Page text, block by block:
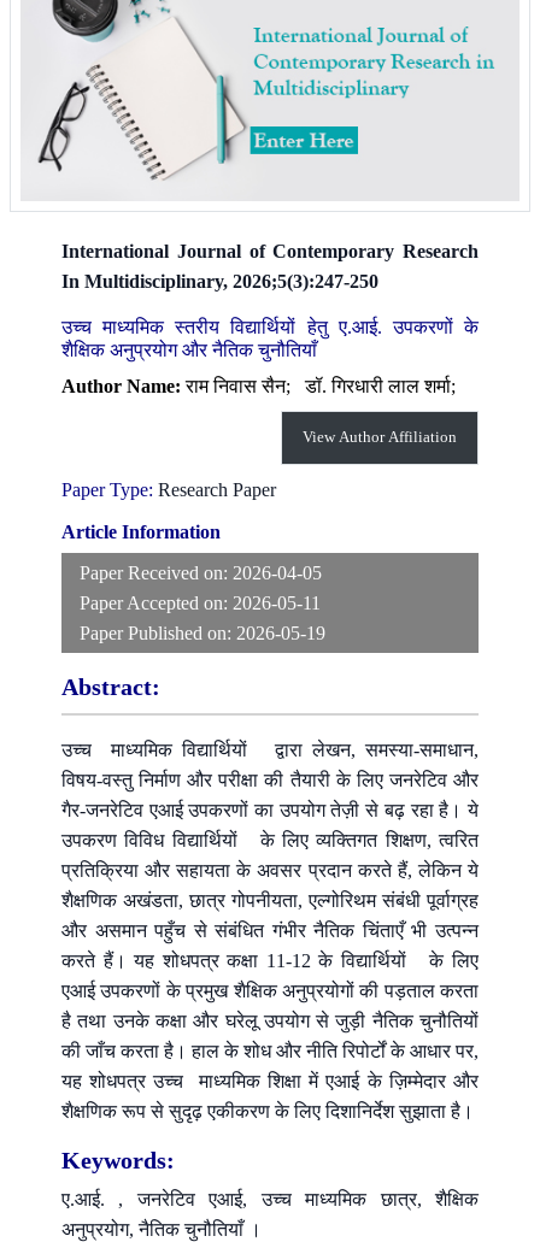
International Journal of Contemporary Research
In Multidisciplinary, 2026;5(3):247-250
उच्च माध्यमिक स्तरीय विद्यार्थियों हेतु ए.आई. उपकरणों के
शैक्षिक अनुप्रयोग और नैतिक चुनौतियाँ
Author Name:राम निवास सैन;डॉ. गिरधारी लाल शर्मा;
View Author Affiliation
Paper Type: Research Paper
Article Information
Paper Received on: 2026-04-05
Paper Accepted on: 2026-05-11
Paper Published on: 2026-05-19
Abstract:
उच्च माध्यमिक विद्यार्थियों द्वारा लेखन, समस्या-समाधान,
विषय-वस्तु निर्माण और परीक्षा की तैयारी के लिए जनरेटिव और
गैर-जनरेटिव एआई उपकरणों का उपयोग तेज़ी से बढ़ रहा है। ये
उपकरण विविध विद्यार्थियों के लिए व्यक्तिगत शिक्षण, त्वरित
प्रतिक्रिया और सहायता के अवसर प्रदान करते हैं, लेकिन ये
शैक्षणिक अखंडता, छात्र गोपनीयता, एल्गोरिथम संबंधी पूर्वाग्रह
और असमान पहुँच से संबंधित गंभीर नैतिक चिंताएँ भी उत्पन्न
करते हैं। यह शोधपत्र कक्षा 11-12 के विद्यार्थियों के लिए
एआई उपकरणों के प्रमुख शैक्षिक अनुप्रयोगों की पड़ताल करता
है तथा उनके कक्षा और घरेलू उपयोग से जुड़ी नैतिक चुनौतियों
की जाँच करता है। हाल के शोध और नीति रिपोर्टों के आधार पर,
यह शोधपत्र उच्च माध्यमिक शिक्षा में एआई के ज़िम्मेदार और
शैक्षणिक रूप से सुदृढ़ एकीकरण के लिए दिशानिर्देश सुझाता है।
Keywords:
ए.आई. , जनरेटिव एआई, उच्च माध्यमिक छात्र, शैक्षिक
अनुप्रयोग, नैतिक चुनौतियाँ ।